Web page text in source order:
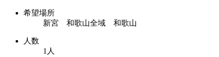
希望場所
新宮 和歌山全域 和歌山
人数
1人